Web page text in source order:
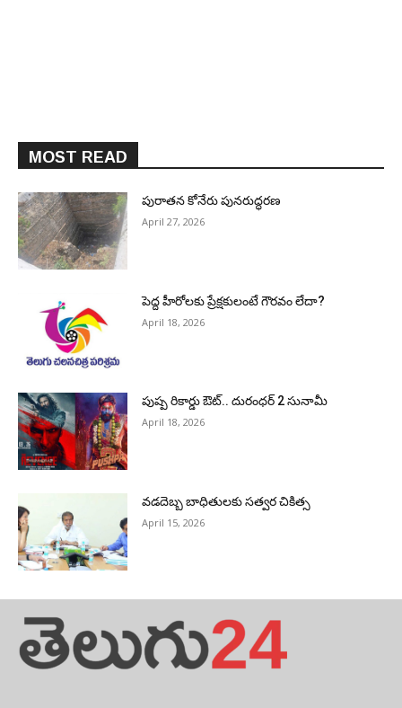
MOST READ
పురాత‌న కోనేరు పున‌రుద్ధ‌ర‌ణ
April 27, 2026
పెద్ద హీరోల‌కు ప్రేక్ష‌కులంటే గౌర‌వం లేదా?
April 18, 2026
పుష్ప రికార్డు ఔట్‌.. దురంధ‌ర్ 2 సునామీ
April 18, 2026
వడదెబ్బ బాధితులకు సత్వర చికిత్స
April 15, 2026